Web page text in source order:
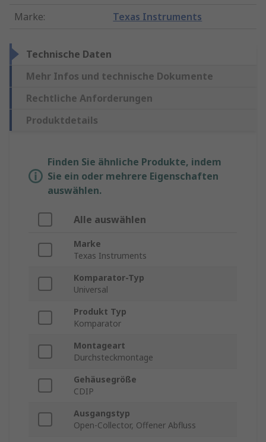
Marke: Texas Instruments
Technische Daten
Mehr Infos und technische Dokumente
Rechtliche Anforderungen
Produktdetails
Finden Sie ähnliche Produkte, indem
Sie ein oder mehrere Eigenschaften
auswählen.
Alle auswählen
Marke
Texas Instruments
Komparator-Typ
Universal
Produkt Typ
Komparator
Montageart
Durchsteckmontage
Gehäusegröße
CDIP
Ausgangstyp
Open-Collector, Offener Abfluss